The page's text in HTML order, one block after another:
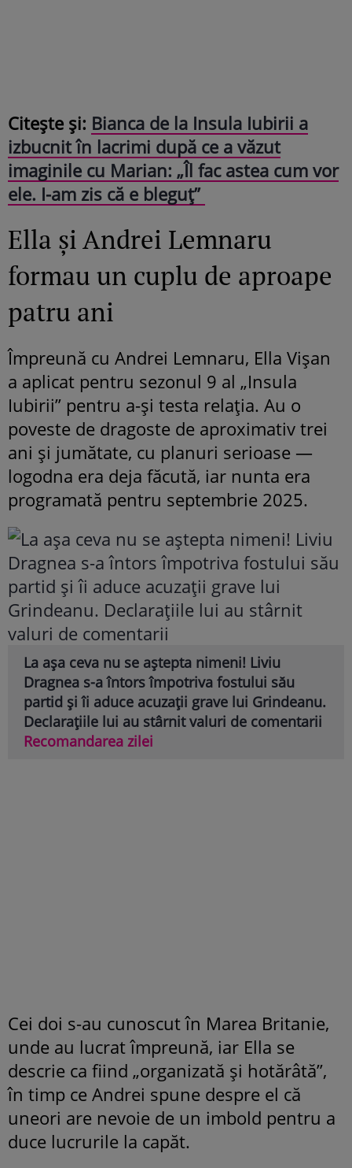
Citește și: Bianca de la Insula Iubirii a
izbucnit în lacrimi după ce a văzut
imaginile cu Marian: „Îl fac astea cum vor
ele. I-am zis că e bleguț”
Ella și Andrei Lemnaru
formau un cuplu de aproape
patru ani
Împreună cu Andrei Lemnaru, Ella Vișan
a aplicat pentru sezonul 9 al „Insula
Iubirii” pentru a-și testa relația. Au o
poveste de dragoste de aproximativ trei
ani și jumătate, cu planuri serioase —
logodna era deja făcută, iar nunta era
programată pentru septembrie 2025.
La așa ceva nu se aștepta nimeni! Liviu
Dragnea s-a întors împotriva fostului său
partid și îi aduce acuzații grave lui Grindeanu.
Declarațiile lui au stârnit valuri de comentarii
Recomandarea zilei
Cei doi s-au cunoscut în Marea Britanie,
unde au lucrat împreună, iar Ella se
descrie ca fiind „organizată și hotărâtă”,
în timp ce Andrei spune despre el că
uneori are nevoie de un imbold pentru a
duce lucrurile la capăt.